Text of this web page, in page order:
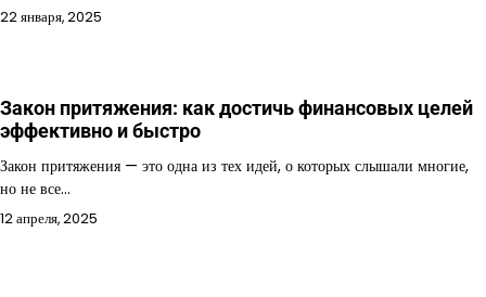
22 января, 2025
Закон притяжения: как достичь финансовых целей
эффективно и быстро
Закон притяжения — это одна из тех идей, о которых слышали многие,
но не все…
12 апреля, 2025